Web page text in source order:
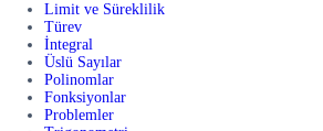
Limit ve Süreklilik
Türev
İntegral
Üslü Sayılar
Polinomlar
Fonksiyonlar
Problemler